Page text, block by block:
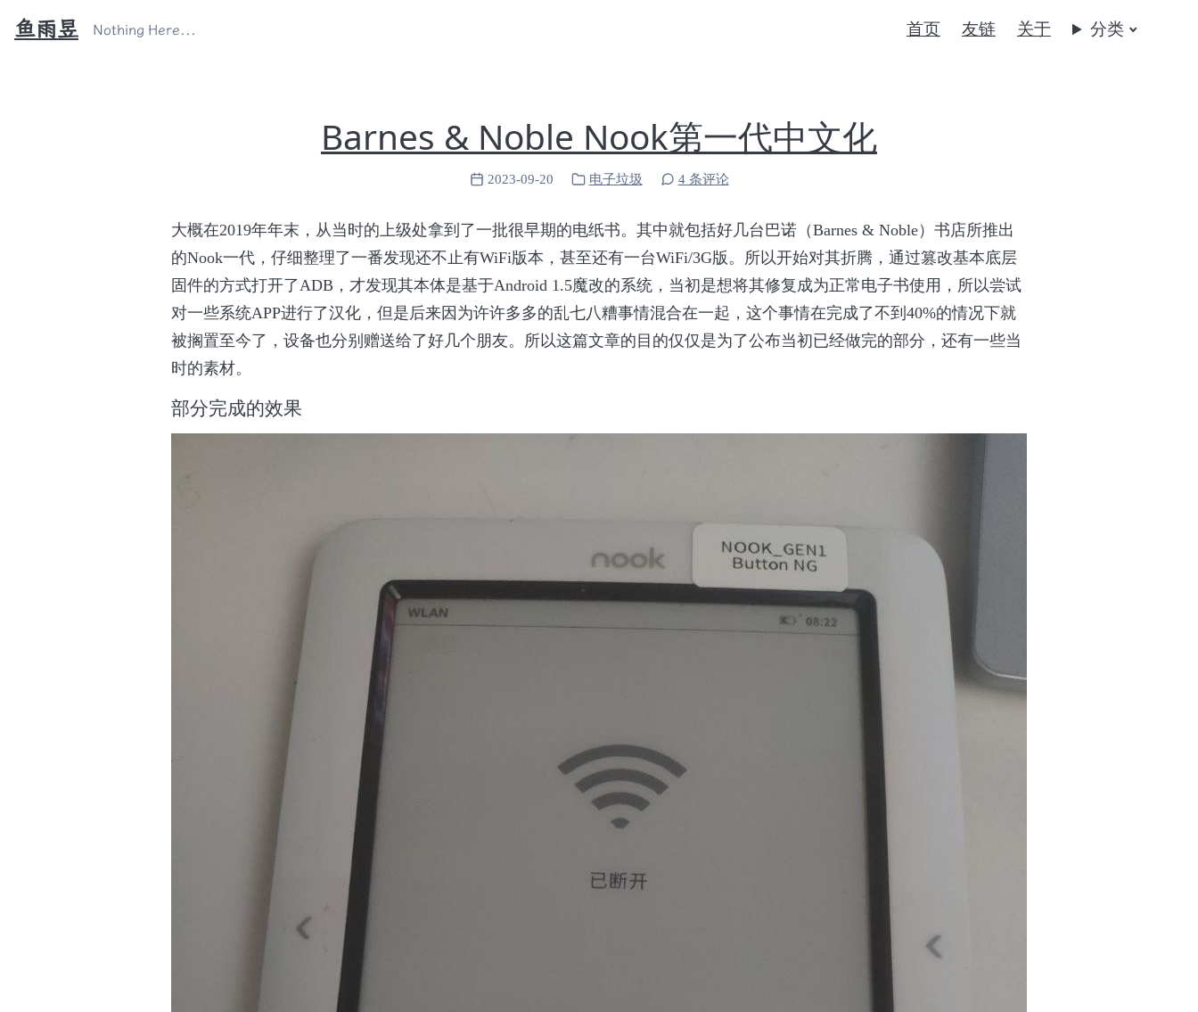
鱼雨昱 Nothing Here... 首页 友链 关于 分类
Barnes & Noble Nook第一代中文化
2023-09-20 电子垃圾 4 条评论
大概在2019年年末，从当时的上级处拿到了一批很早期的电纸书。其中就包括好几台巴诺（Barnes & Noble）书店所推出
的Nook一代，仔细整理了一番发现还不止有WiFi版本，甚至还有一台WiFi/3G版。所以开始对其折腾，通过篡改基本底层
固件的方式打开了ADB，才发现其本体是基于Android 1.5魔改的系统，当初是想将其修复成为正常电子书使用，所以尝试
对一些系统APP进行了汉化，但是后来因为许许多多的乱七八糟事情混合在一起，这个事情在完成了不到40%的情况下就
被搁置至今了，设备也分别赠送给了好几个朋友。所以这篇文章的目的仅仅是为了公布当初已经做完的部分，还有一些当
时的素材。
部分完成的效果